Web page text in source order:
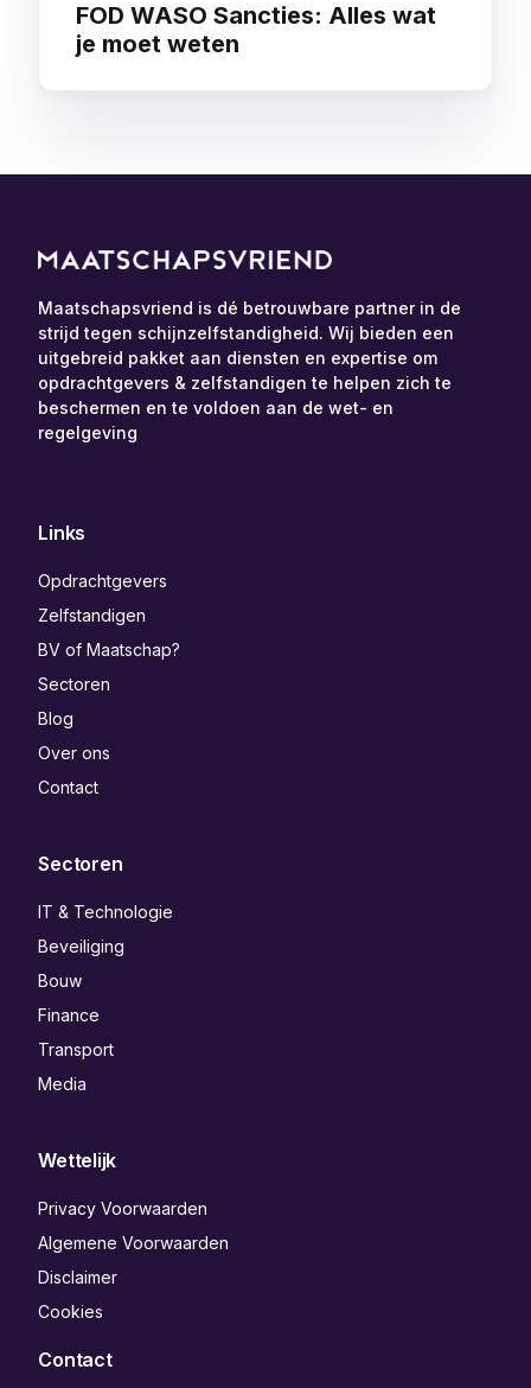
FOD WASO Sancties: Alles wat
je moet weten
Maatschapsvriend is dé betrouwbare partner in de
strijd tegen schijnzelfstandigheid. Wij bieden een
uitgebreid pakket aan diensten en expertise om
opdrachtgevers & zelfstandigen te helpen zich te
beschermen en te voldoen aan de wet- en
regelgeving
Links
Opdrachtgevers
Zelfstandigen
BV of Maatschap?
Sectoren
Blog
Over ons
Contact
Sectoren
IT & Technologie
Beveiliging
Bouw
Finance
Transport
Media
Wettelijk
Privacy Voorwaarden
Algemene Voorwaarden
Disclaimer
Cookies
Contact